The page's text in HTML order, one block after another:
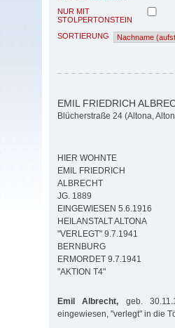
NUR MIT
STOLPERTONSTEIN
SORTIERUNG
EMIL FRIEDRICH
Blücherstraße 24 (Altona,
HIER WOHNTE
EMIL FRIEDRICH
ALBRECHT
JG. 1889
EINGEWIESEN 5.6.1916
HEILANSTALT ALTONA
"VERLEGT" 9.7.1941
BERNBURG
ERMORDET 9.7.1941
"AKTION T4"
Emil Albrecht, geb.
eingewiesen, "verlegt" in die